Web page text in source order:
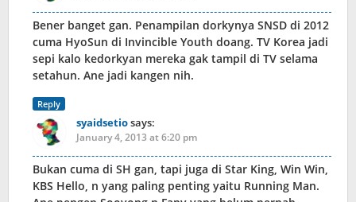
Bener banget gan. Penampilan dorkynya SNSD di 2012
cuma HyoSun di Invincible Youth doang. TV Korea jadi
sepi kalo kedorkyan mereka gak tampil di TV selama
setahun. Ane jadi kangen nih.
Reply
syaidsetiosays:
January 4, 2013 at 6:20 pm
Bukan cuma di SH gan, tapi juga di Star King, Win Win,
KBS Hello, n yang paling penting yaitu Running Man.